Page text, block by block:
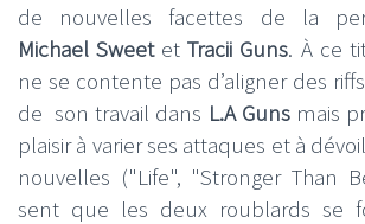
de nouvelles facettes de la
Michael Sweet etTracii Guns. À ce
ne se contente pas d’aligner des
de son travail dans L.A Gunsmais
plaisir à varier ses attaques et à
nouvelles ("Life", "Stronger Than
sent que les deux roublards se